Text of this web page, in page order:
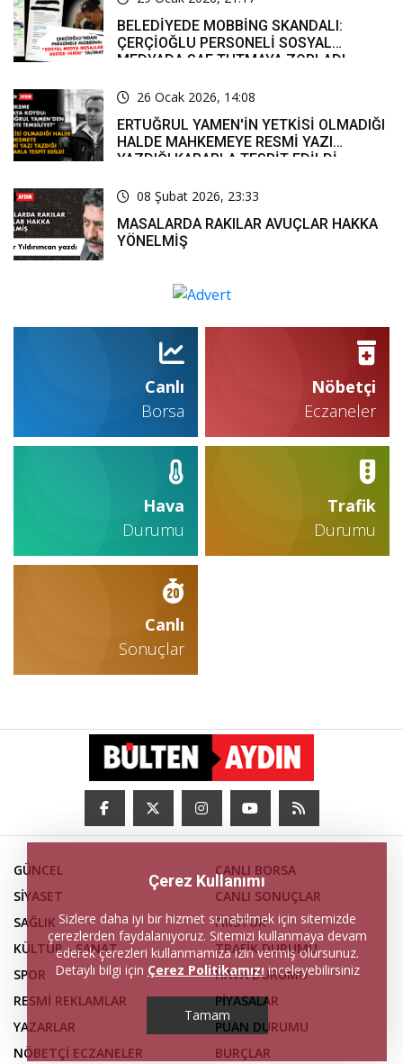
BELEDİYEDE MOBBİNG SKANDALI:
ÇERÇİOĞLU PERSONELİ SOSYAL
MEDYADA SAF TUTMAYA ZORLADI
26 Ocak 2026, 14:08
ERTUĞRUL YAMEN'İN YETKİSİ OLMADIĞI
HALDE MAHKEMEYE RESMİ YAZI
YAZDIĞI KARARLA TESPİT EDİLDİ
08 Şubat 2026, 23:33
MASALARDA RAKILAR AVUÇLAR HAKKA
YÖNELMİŞ
Canlı
Borsa
Nöbetçi
Eczaneler
Hava
Durumu
Trafik
Durumu
Canlı
Sonuçlar
GÜNCEL
SİYASET
SAĞLIK
KÜLTÜR - SANAT
SPOR
RESMİ REKLAMLAR
YAZARLAR
NÖBETÇİ ECZANELER
CANLI BORSA
CANLI SONUÇLAR
FİKSTÜR
TRAFİK DURUMU
HAVA DURUMU
PİYASALAR
PUAN DURUMU
BURÇLAR
Çerez Kullanımı
Sizlere daha iyi bir hizmet sunabilmek için sitemizde
çerezlerden faydalanıyoruz. Sitemizi kullanmaya devam
ederek çerezleri kullanmamıza izin vermiş olursunuz.
Detaylı bilgi için Çerez Politikamızı inceleyebilirsiniz
Tamam